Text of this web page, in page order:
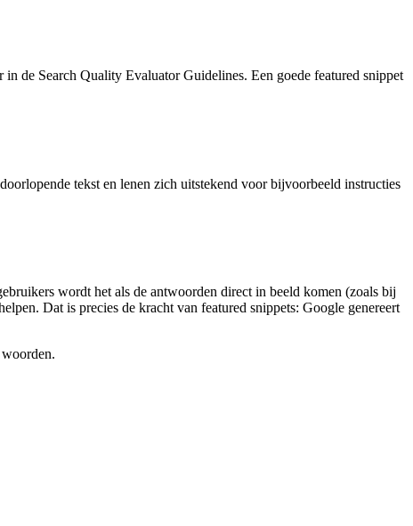
de Search Quality Evaluator Guidelines. Een goede featured snippet
tekst en lenen zich uitstekend voor bijvoorbeeld instructies
wordt het als de antwoorden direct in beeld komen (zoals bij
Dat is precies de kracht van featured snippets: Google genereert